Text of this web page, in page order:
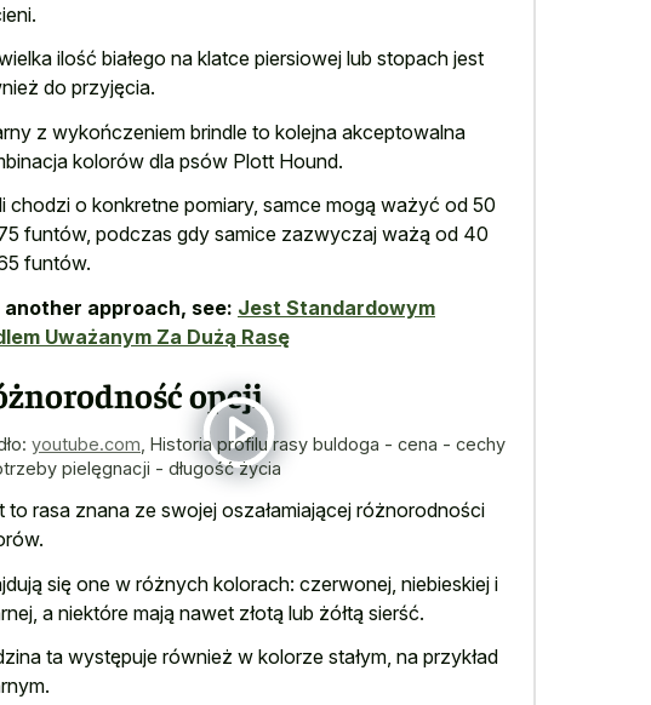
ilość białego na klatce piersiowej lub stopach jest
do przyjęcia.
z wykończeniem brindle to kolejna akceptowalna
kolorów dla psów Plott Hound.
chodzi o konkretne pomiary, samce mogą ważyć od 50
funtów, podczas gdy samice zazwyczaj ważą od 40
funtów.
another approach, see: Jest Standardowym
Uważanym Za Dużą Rasę
opcji
youtube.com Historia profilu rasy buldoga - cena - cechy
pielęgnacji - długość życia
to rasa znana ze swojej oszałamiającej różnorodności
się one w różnych kolorach: czerwonej, niebieskiej i
a niektóre mają nawet złotą lub żółtą sierść.
ta występuje również w kolorze stałym, na przykład